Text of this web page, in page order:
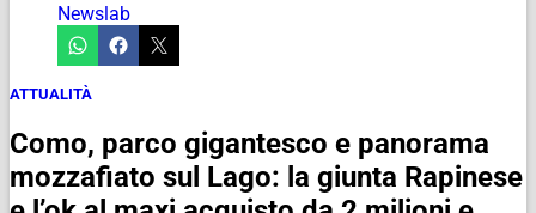
Newslab
ATTUALITÀ
Como, parco gigantesco e panorama
mozzafiato sul Lago: la giunta Rapinese